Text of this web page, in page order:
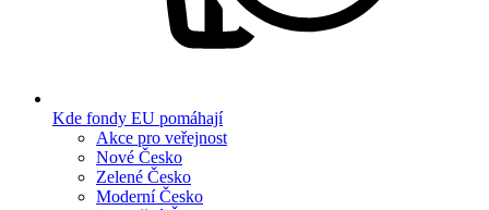
Kde fondy EU pomáhají
Akce pro veřejnost
Nové Česko
Zelené Česko
Moderní Česko